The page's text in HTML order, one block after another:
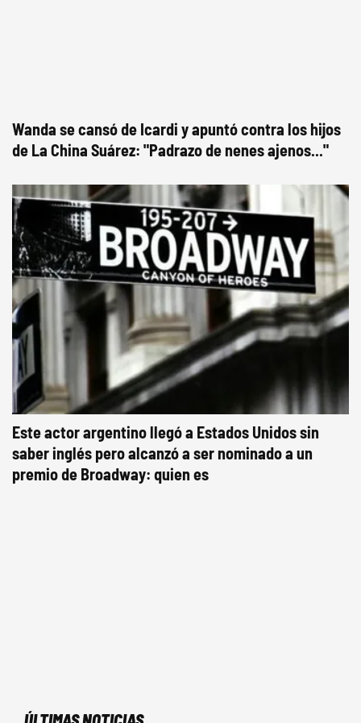
Wanda se cansó de Icardi y apuntó contra los hijos
de La China Suárez: "Padrazo de nenes ajenos..."
Este actor argentino llegó a Estados Unidos sin
saber inglés pero alcanzó a ser nominado a un
premio de Broadway: quien es